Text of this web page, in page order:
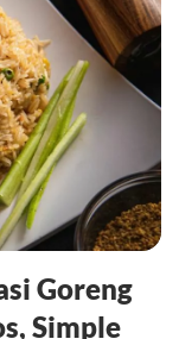
Goreng
Simple